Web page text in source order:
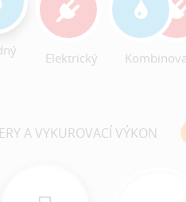
Elektrický
A VYKUROVACÍ VÝKON